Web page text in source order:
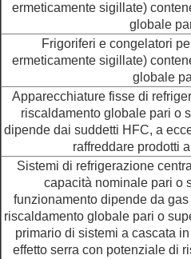
ermeticamente sigillate)
globale
Frigoriferi e congelatori
ermeticamente sigillate)
globale
Apparecchiature fisse di
riscaldamento globale pari o
dipende dai suddetti HFC, a
raffreddare prodotti
Sistemi di refrigerazione
capacità nominale pari o
funzionamento dipende da
riscaldamento globale pari o
primario di sistemi a cascata
effetto serra con potenziale